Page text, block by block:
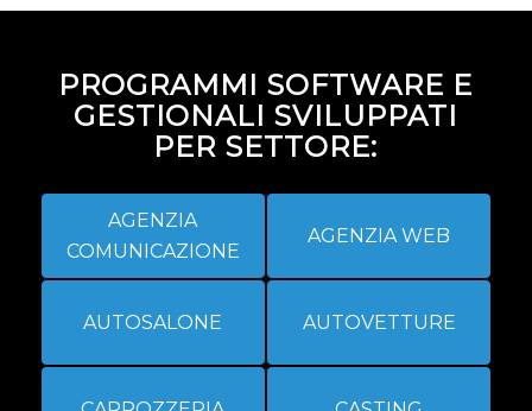
PROGRAMMI SOFTWARE E
GESTIONALI SVILUPPATI
PER SETTORE:
AGENZIA
COMUNICAZIONE
AGENZIA WEB
AUTOSALONE AUTOVETTURE